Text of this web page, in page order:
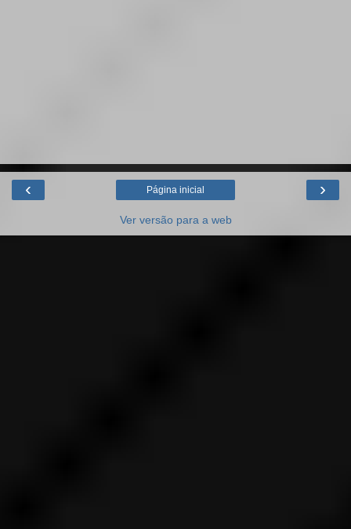
‹ ›
Página inicial
Ver versão para a web